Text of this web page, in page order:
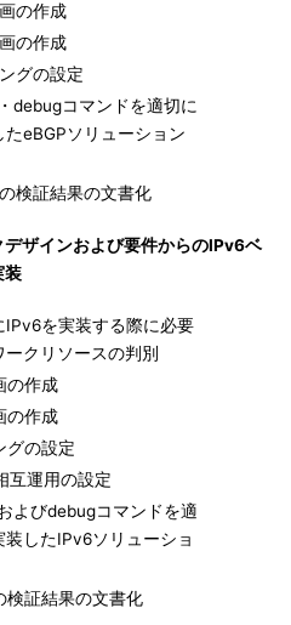
の作成
の作成
グの設定
debugコマンドを適切に
eBGPソリューション
検証結果の文書化
ザインおよび要件からのIPv6ベ
装
IPv6を実装する際に必要
ークリソースの判別
の作成
の作成
グの設定
互運用の設定
よびdebugコマンドを適
したIPv6ソリューショ
検証結果の文書化